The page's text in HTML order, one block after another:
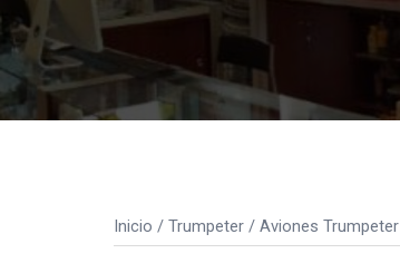
Inicio / Trumpeter / Aviones Trumpeter